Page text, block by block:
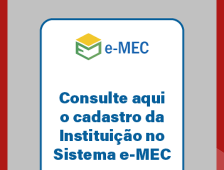
Mackenzie mobiliza campanha
solidária para apoiar famílias em
Minas Gerais
Primeiro culto do ano ressalta o
27.02.2026